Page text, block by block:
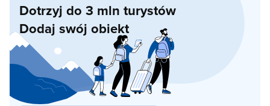
Dotrzyj do 3 mln turystów
Dodaj swój obiekt